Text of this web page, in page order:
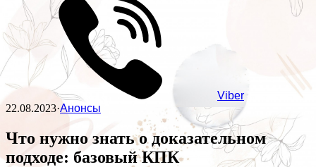
Viber
22.08.2023·Анонсы
Что нужно знать о доказательном
подходе: базовый КПК